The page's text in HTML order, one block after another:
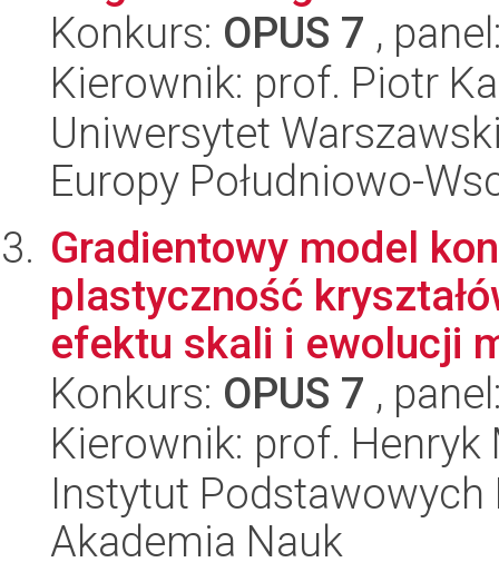
Konkurs: OPUS 7 ,
Kierownik: prof. Piotr
Uniwersytet
Europy Południowo-
Gradientowy model
plastyczność
efektu skali i ewolucji
Konkurs: OPUS 7 ,
Kierownik: prof. Henryk
Instytut
Akademia Nauk